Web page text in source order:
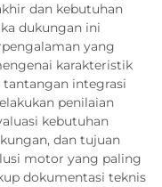
dan kebutuhan
dukungan ini
yang
karakteristik
integrasi
penilaian
kebutuhan
dan tujuan
motor yang paling
dokumentasi teknis